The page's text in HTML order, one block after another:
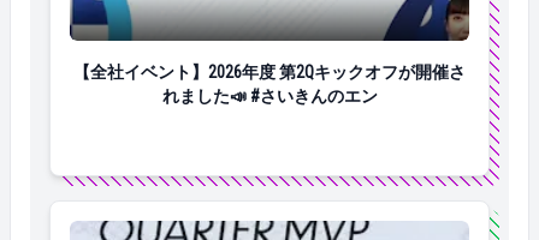
【全社イベント】2026年度 第2Qキックオフが開催さ
【全社イベント】2026年度 第2Qキックオフが開催さ
れました📣 #さいきんのエン